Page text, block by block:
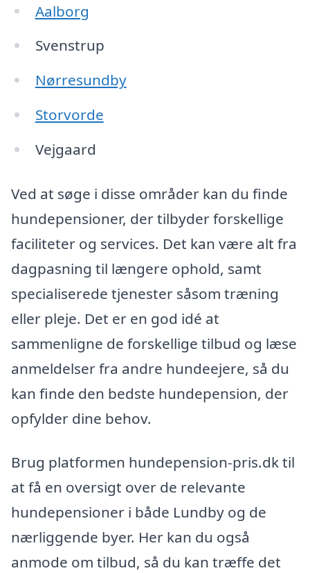
Aalborg
Svenstrup
Nørresundby
Storvorde
Vejgaard
Ved at søge i disse områder kan du finde
hundepensioner, der tilbyder forskellige
faciliteter og services. Det kan være alt fra
dagpasning til længere ophold, samt
specialiserede tjenester såsom træning
eller pleje. Det er en god idé at
sammenligne de forskellige tilbud og læse
anmeldelser fra andre hundeejere, så du
kan finde den bedste hundepension, der
opfylder dine behov.
Brug platformen hundepension-pris.dk til
at få en oversigt over de relevante
hundepensioner i både Lundby og de
nærliggende byer. Her kan du også
anmode om tilbud, så du kan træffe det